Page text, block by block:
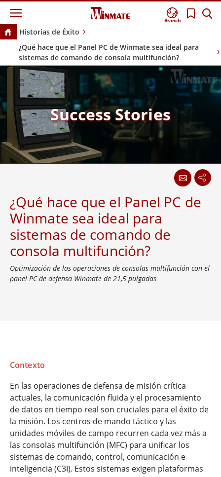
Branch
Historias de Éxito
¿Qué hace que el Panel PC de Winmate sea ideal para
sistemas de comando de consola multifunción?
Success Stories
¿Qué hace que el Panel PC de
Winmate sea ideal para
sistemas de comando de
consola multifunción?
Optimización de las operaciones de consolas multifunción con el
panel PC de defensa Winmate de 21,5 pulgadas
Contexto
En las operaciones de defensa de misión crítica
actuales, la comunicación fluida y el procesamiento
de datos en tiempo real son cruciales para el éxito de
la misión. Los centros de mando táctico y las
unidades móviles de campo recurren cada vez más a
las consolas multifunción (MFC) para unificar los
sistemas de comando, control, comunicación e
inteligencia (C3I). Estos sistemas exigen plataformas